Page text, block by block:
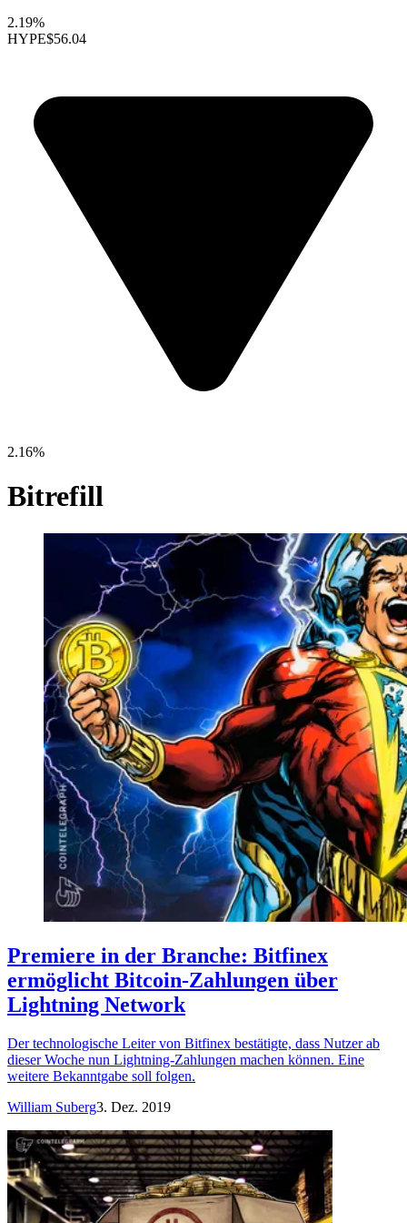
2.19%
HYPE$56.04
2.16%
Bitrefill
Premiere in der Branche: Bitfinex
ermöglicht Bitcoin-Zahlungen über
Lightning Network
Der technologische Leiter von Bitfinex bestätigte, dass Nutzer ab
dieser Woche nun Lightning-Zahlungen machen können. Eine
weitere Bekanntgabe soll folgen.
William Suberg3. Dez. 2019